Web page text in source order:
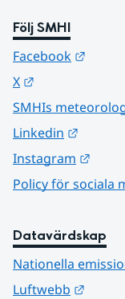
Följ SMHI
Facebook
X
SMHIs
Linkedin
Instagram
Policy för sociala
Datavärdskap
Nationella
Luftwebb